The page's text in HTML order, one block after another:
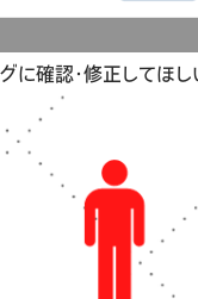
に確認・修正してほ